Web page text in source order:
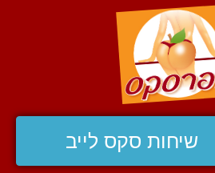
שיחות סקס לייב